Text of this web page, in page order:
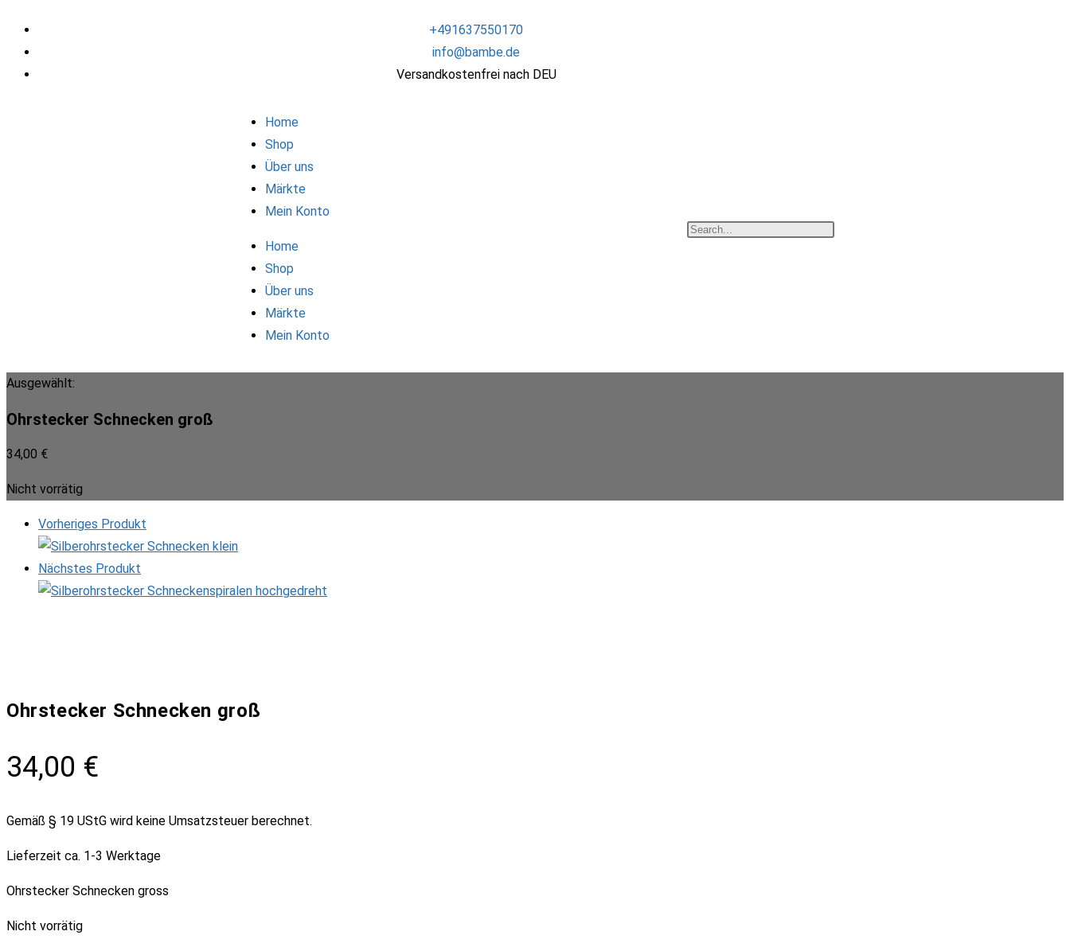
+491637550170
info@bambe.de
Versandkostenfrei nach DEU
Home
Shop
Über uns
Märkte
Mein Konto
Home
Shop
Über uns
Märkte
Mein Konto
Ausgewählt:
Ohrstecker Schnecken groß
34,00 €
Nicht vorrätig
Vorheriges Produkt
Nächstes Produkt
Ohrstecker Schnecken groß
34,00 €
Gemäß § 19 UStG wird keine Umsatzsteuer berechnet.
Lieferzeit ca. 1-3 Werktage
Ohrstecker Schnecken gross
Nicht vorrätig